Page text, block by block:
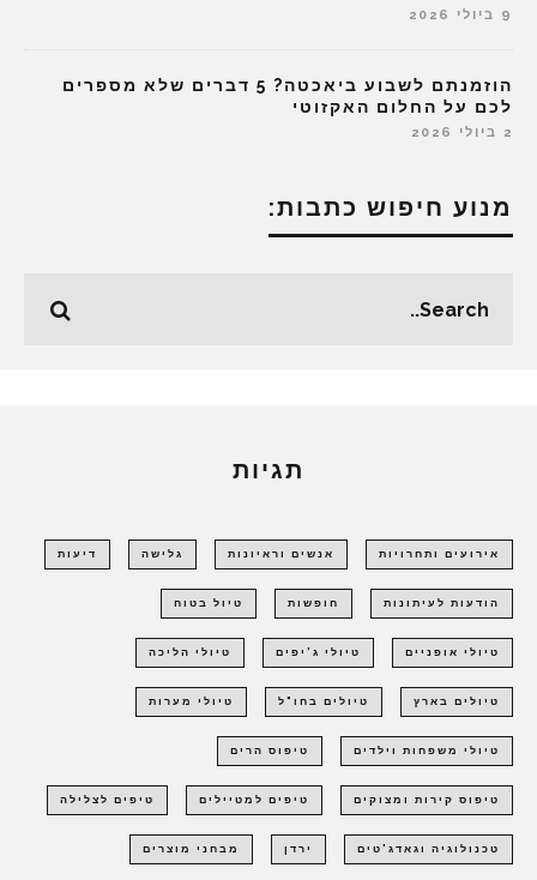
9 ביולי 2026
הוזמנתם לשבוע ביאכטה? 5 דברים שלא מספרים
לכם על החלום האקזוטי
2 ביולי 2026
מנוע חיפוש כתבות:
תגיות
אירועים ותחרויות אנשים וראיונות גלישה דיעות
הודעות לעיתונות חופשות טיול בטוח
טיולי אופניים טיולי ג'יפים טיולי הליכה
טיולים בארץ טיולים בחו"ל טיולי מערות
טיולי משפחות וילדים טיפוס הרים
טיפוס קירות ומצוקים טיפים למטיילים טיפים לצלילה
טכנולוגיה וגאדג'טים ירדן מבחני מוצרים